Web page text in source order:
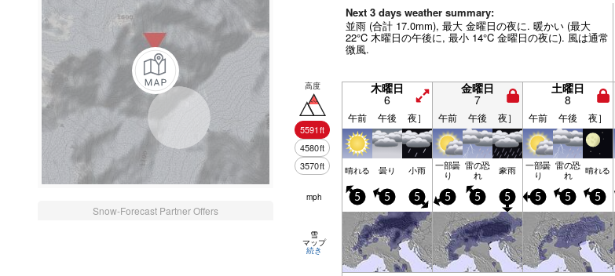
Snow-Forecast Partner Offers
Next 3 days weather summary:
並雨 (合計 17.0mm), 最大 金曜日の夜に. 暖かい (最大
22°C 木曜日の午後に, 最小 14°C 金曜日の夜に). 風は通常
微風.
高度
5591ft
4580ft
3570ft
木曜日
6
金曜日
7
土曜日
8
午前 午後 夜］ 午前 午後 夜］ 午前 午後 夜］
晴れる 曇り 小雨 一部曇
り
雷の恐
れ 豪雨 一部曇
り
雷の恐
れ 晴れる
mph 5 5 5 5 5 5 5 5 5
雪
マップ
続き